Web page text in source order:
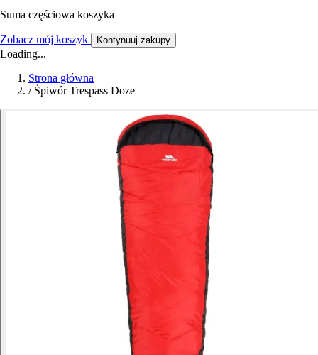
Suma częściowa koszyka
Zobacz mój koszyk Kontynuuj zakupy
Loading...
Strona główna
/ Śpiwór Trespass Doze